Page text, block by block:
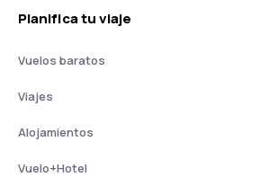
Planifica tu viaje
Vuelos baratos
Viajes
Alojamientos
Vuelo+Hotel